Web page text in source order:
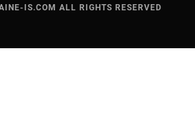
IS.COM ALL RIGHTS RESERVED